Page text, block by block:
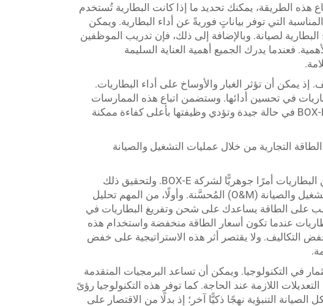
هذه الطريقة، يمكنك تحديد ما إذا كانت البطارية تُستخدم
التي توفر بياناتٍ فوريةً عن أداء البطارية. ويمكن
لصيانة. وبالإضافة إلى ذلك، فإن تدريب الموظفين
فعندما يدرك الجميع أهمية العناية السليمة
يمكن أن تؤثر الغبار والأوساخ على أداء البطاريات.
في تحسين أدائها. وستضمن اتباع هذه الممارسات
المثلى أن تبقى أنظمة تخزين البطاريات الخاصة بـ BOX-E في حالة جيدة وتؤدي وظيفتها بأعلى كفاءة ممكنة
التجارية من خلال عمليات التشغيل والصيانة
يُعَدُّ تعظيم العائد على الاستثمار (ROI) لأنظمة تخزين البطاريات أمرًا جوهريًّا لشركة BOX-E. ولتحقيق ذلك
بكفاءة، يجب على الشركات التركيز على عمليات التشغيل والصيانة (O&M) المُحسَّنة. وأولًا، من المهم تحليل
على الطاقة يساعدك على شحن وتفريغ البطاريات في
عندما تكون أسعار الطاقة منخفضة واستخدام هذه
التكاليف. ولا يقتصر أثر هذه الاستراتيجية على خفض
في التكنولوجيا. ويمكن أن تساعد البرمجيات المتقدمة
اللازمة عند الحاجة. كما توفر هذه التكنولوجيا رؤىً
التنبؤية نهجًا ذكيًّا آخر؛ إذ بدلًا من الاقتصار على